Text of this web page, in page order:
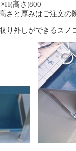
高さ)800
さと厚みはご注文の
り外しができるスノ